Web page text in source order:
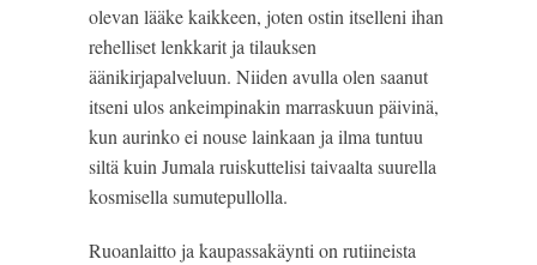
olevan lääke kaikkeen, joten ostin itselleni ihan
rehelliset lenkkarit ja tilauksen
äänikirjapalveluun. Niiden avulla olen saanut
itseni ulos ankeimpinakin marraskuun päivinä,
kun aurinko ei nouse lainkaan ja ilma tuntuu
siltä kuin Jumala ruiskuttelisi taivaalta suurella
kosmisella sumutepullolla.
Ruoanlaitto ja kaupassakäynti on rutiineista